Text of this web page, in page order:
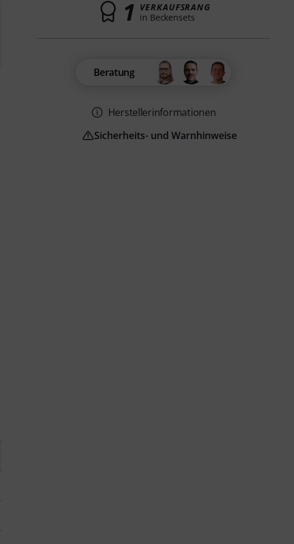
1 VERKAUFSRANG
in Beckensets
Beratung
Herstellerinformationen
Sicherheits- und Warnhinweise